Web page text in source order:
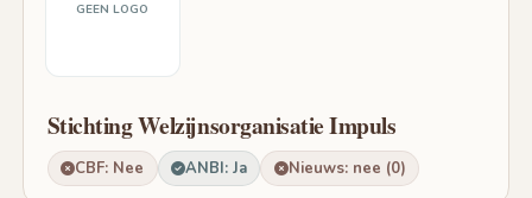
GEEN LOGO
Stichting Welzijnsorganisatie Impuls
CBF: Nee ANBI: Ja Nieuws: nee (0)